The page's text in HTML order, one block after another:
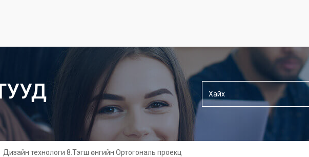
Дизайн технологи 8.Тэгш өнгийн Ортогональ проекц